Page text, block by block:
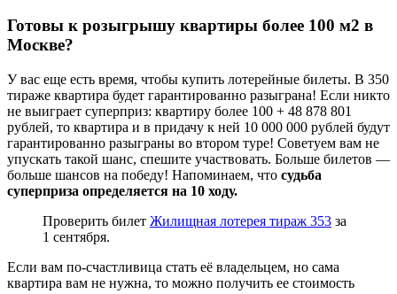
Готовы к розыгрышу квартиры более 100 м2 в
Москве?
У вас еще есть время, чтобы купить лотерейные билеты. В 350
тираже квартира будет гарантированно разыграна! Если никто
не выиграет суперприз: квартиру более 100 + 48 878 801
рублей, то квартира и в придачу к ней 10 000 000 рублей будут
гарантированно разыграны во втором туре! Советуем вам не
упускать такой шанс, спешите участвовать. Больше билетов —
больше шансов на победу! Напоминаем, что судьба
суперприза определяется на 10 ходу.
Проверить билет Жилищная лотерея тираж 353 за
1 сентября.
Если вам по-счастливица стать её владельцем, но сама
квартира вам не нужна, то можно получить ее стоимость